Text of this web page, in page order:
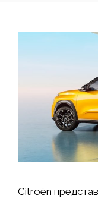
Citroën